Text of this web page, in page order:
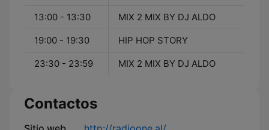
13:00 - 13:30 MIX 2 MIX BY DJ ALDO
19:00 - 19:30 HIP HOP STORY
23:30 - 23:59 MIX 2 MIX BY DJ ALDO
Contactos